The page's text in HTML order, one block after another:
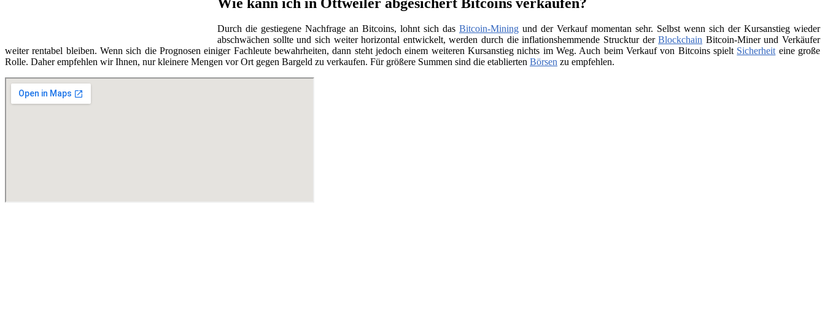
Durch die gestiegene Nachfrage an Bitcoins, lohnt sich das Bitcoin-Mining und der Verkauf momentan sehr. Selbst wenn sich der Kursanstieg wieder
abschwächen sollte und sich weiter horizontal entwickelt, werden durch die inflationshemmende Strucktur derBlockchain Bitcoin-Miner und Verkäufer
weiter rentabel bleiben. Wenn sich die Prognosen einiger Fachleute bewahrheiten, dann steht jedoch einem weiteren Kursanstieg nichts im Weg. Auch beim Verkauf von Bitcoins spielt Sicherheiteine große
Rolle. Daher empfehlen wir Ihnen, nur kleinere Mengen vor Ort gegen Bargeld zu verkaufen. Für größere Summen sind die etablierten Börsen zu empfehlen.